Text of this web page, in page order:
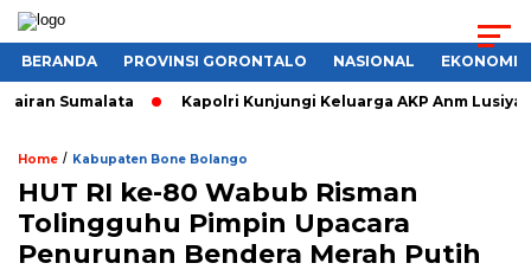
BERANDA PROVINSI GORONTALO NASIONAL EKONOMI
Sumalata Kapolri Kunjungi Keluarga AKP Anm
Home / Kabupaten Bone Bolango
HUT RI ke-80 Wabub Risman
Tolingguhu Pimpin Upacara
Penurunan Bendera Merah Putih